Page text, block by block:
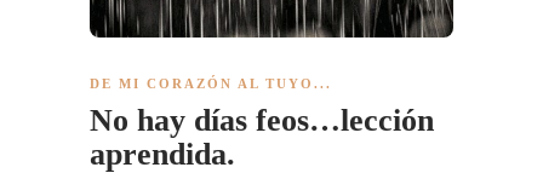
DE MI CORAZÓN AL TUYO...
No hay días feos…lección
aprendida.